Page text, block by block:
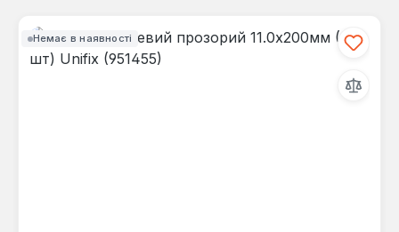
Немає в наявності